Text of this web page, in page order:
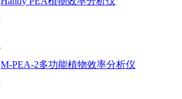
M-PEA-2多功能植物效率分析仪